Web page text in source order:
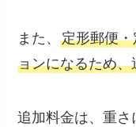
また、定形郵便
ョンになるため
追加料金は、重さ